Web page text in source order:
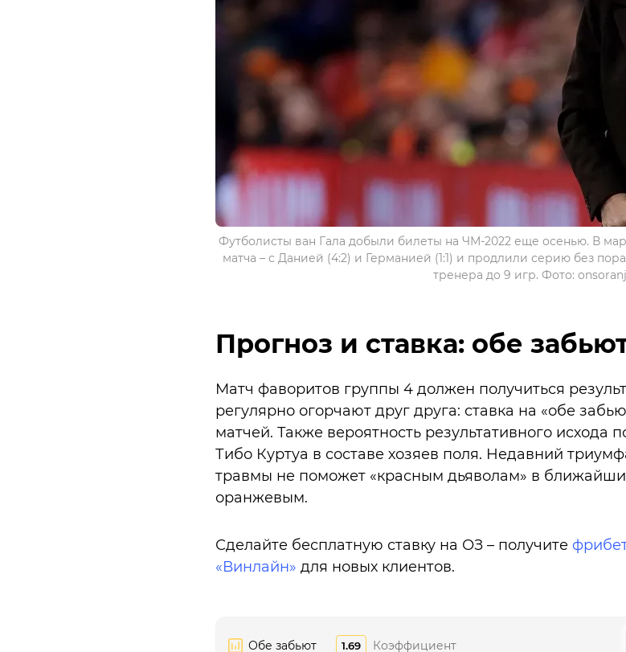
Футболисты ван Гала добыли билеты на ЧМ-2022 еще осенью. В
матча – с Данией (4:2) и Германией (1:1) и продлили серию без
тренера до 9 игр. Фото:
Прогноз и ставка: обе
Матч фаворитов группы 4 должен получиться
регулярно огорчают друг друга: ставка на «обе
матчей. Также вероятность результативного исхода
Тибо Куртуа в составе хозяев поля. Недавний
травмы не поможет «красным дьяволам» в
оранжевым.
Сделайте бесплатную ставку на ОЗ – получите
«Винлайн» для новых клиентов.
Обе забьют 1.69 Коэффициент